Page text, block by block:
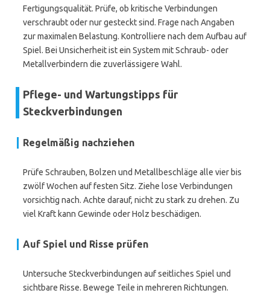
Fertigungsqualität. Prüfe, ob kritische Verbindungen
verschraubt oder nur gesteckt sind. Frage nach Angaben
zur maximalen Belastung. Kontrolliere nach dem Aufbau auf
Spiel. Bei Unsicherheit ist ein System mit Schraub- oder
Metallverbindern die zuverlässigere Wahl.
Pflege- und Wartungstipps für
Steckverbindungen
Regelmäßig nachziehen
Prüfe Schrauben, Bolzen und Metallbeschläge alle vier bis
zwölf Wochen auf festen Sitz. Ziehe lose Verbindungen
vorsichtig nach. Achte darauf, nicht zu stark zu drehen. Zu
viel Kraft kann Gewinde oder Holz beschädigen.
Auf Spiel und Risse prüfen
Untersuche Steckverbindungen auf seitliches Spiel und
sichtbare Risse. Bewege Teile in mehreren Richtungen.